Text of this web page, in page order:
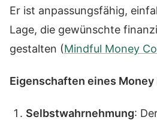
Er ist anpassungsfähig,
Lage, die gewünschte
gestalten (Mindful Money
Eigenschaften eines Money
Selbstwahrnehmung: